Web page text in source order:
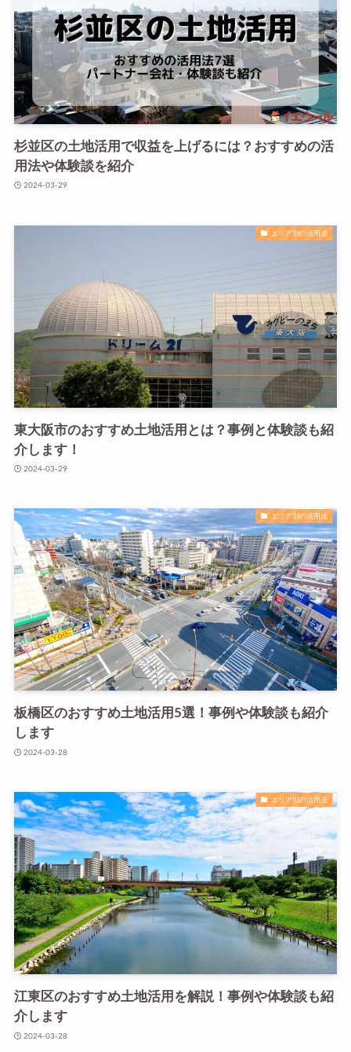
杉並区の土地活用で収益を上げるには？おすすめの活
用法や体験談を紹介
2024-03-29
エリア別の活用法
東大阪市のおすすめ土地活用とは？事例と体験談も紹
介します！
2024-03-29
エリア別の活用法
板橋区のおすすめ土地活用5選！事例や体験談も紹介
します
2024-03-28
エリア別の活用法
江東区のおすすめ土地活用を解説！事例や体験談も紹
介します
2024-03-28